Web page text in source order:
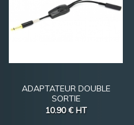
ADAPTATEUR DOUBLE
SORTIE
10.90 € HT